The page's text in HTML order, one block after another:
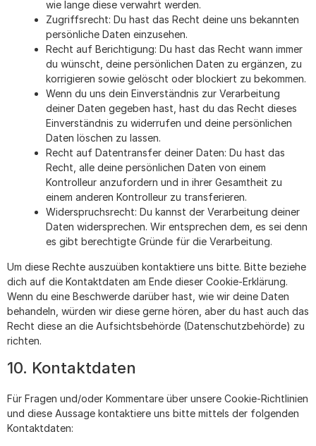
wie lange diese verwahrt werden.
Zugriffsrecht: Du hast das Recht deine uns bekannten
persönliche Daten einzusehen.
Recht auf Berichtigung: Du hast das Recht wann immer
du wünscht, deine persönlichen Daten zu ergänzen, zu
korrigieren sowie gelöscht oder blockiert zu bekommen.
Wenn du uns dein Einverständnis zur Verarbeitung
deiner Daten gegeben hast, hast du das Recht dieses
Einverständnis zu widerrufen und deine persönlichen
Daten löschen zu lassen.
Recht auf Datentransfer deiner Daten: Du hast das
Recht, alle deine persönlichen Daten von einem
Kontrolleur anzufordern und in ihrer Gesamtheit zu
einem anderen Kontrolleur zu transferieren.
Widerspruchsrecht: Du kannst der Verarbeitung deiner
Daten widersprechen. Wir entsprechen dem, es sei denn
es gibt berechtigte Gründe für die Verarbeitung.
Um diese Rechte auszuüben kontaktiere uns bitte. Bitte beziehe
dich auf die Kontaktdaten am Ende dieser Cookie-Erklärung.
Wenn du eine Beschwerde darüber hast, wie wir deine Daten
behandeln, würden wir diese gerne hören, aber du hast auch das
Recht diese an die Aufsichtsbehörde (Datenschutzbehörde) zu
richten.
10. Kontaktdaten
Für Fragen und/oder Kommentare über unsere Cookie-Richtlinien
und diese Aussage kontaktiere uns bitte mittels der folgenden
Kontaktdaten: